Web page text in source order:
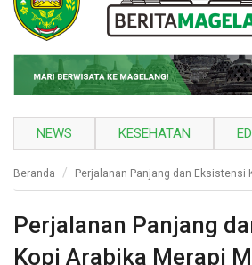
NEWS KESEHATAN
Beranda Perjalanan Panjang dan Eksistensi
Perjalanan Panjang
Kopi Arabika Merapi